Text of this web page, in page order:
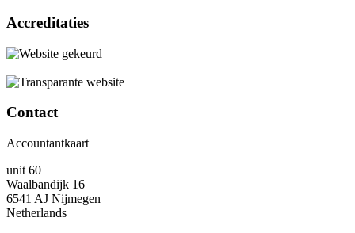
Accreditaties
Contact
Accountantkaart
unit 60
Waalbandijk 16
6541 AJ Nijmegen
Netherlands